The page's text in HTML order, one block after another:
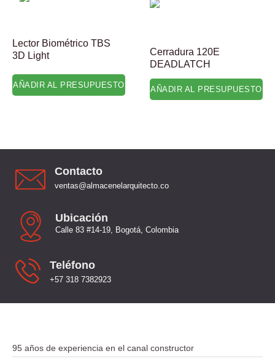
Lector Biométrico TBS
3D Light
AÑADIR AL PRESUPUESTO
Cerradura 120E
DEADLATCH
AÑADIR AL PRESUPUESTO
Contacto
ventas@almacenelarquitecto.co
Ubicación
Calle 83 #14-19, Bogotá, Colombia
Teléfono
+57 318 7382923
95 años de experiencia en el canal constructor